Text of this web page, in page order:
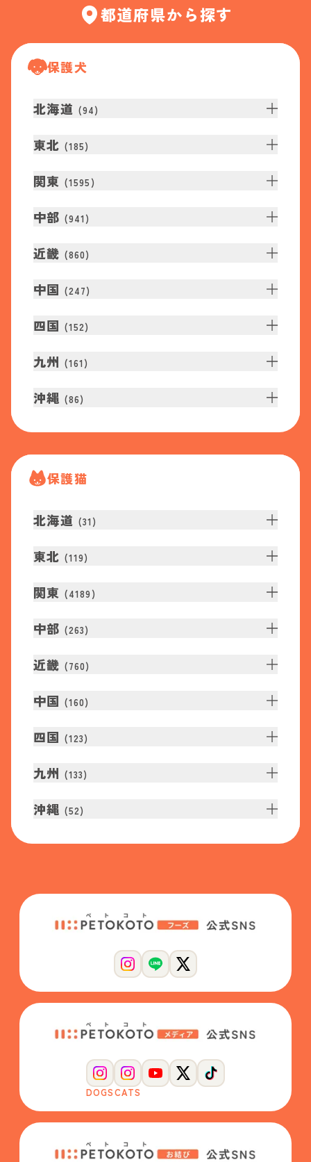
都道府県から探す
保護犬
北海道 (94)
東北 (185)
関東 (1595 )
中部 (941 )
近畿 (860)
中国 (247)
四国 (152)
九州 (161 )
沖縄 (86)
保護猫
北海道 (31 )
東北 (119)
関東 (4189 )
中部 (263)
近畿 (760)
中国 (160)
四国 (123)
九州 (133)
沖縄 (52)
DOGSCATS